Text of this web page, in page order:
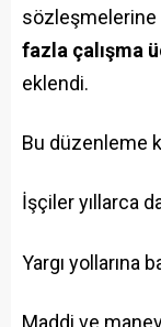
sözleşmelerine
fazla çalışma
eklendi.
Bu düzenleme
İşçiler yıllarca
Yargı yollarına
Maddi ve